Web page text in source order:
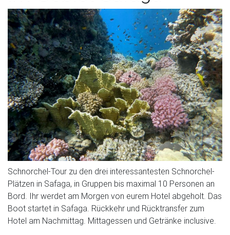
Schnorchel-Tour zu den drei interessantesten Schnorchel-
Plätzen in Safaga, in Gruppen bis maximal 10 Personen an
Bord. Ihr werdet am Morgen von eurem Hotel abgeholt. Das
Boot startet in Safaga. Rückkehr und Rücktransfer zum
Hotel am Nachmittag. Mittagessen und Getränke inclusive.